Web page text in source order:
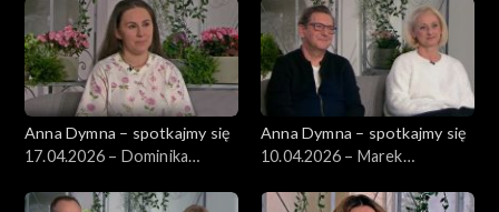
Anna Dymna – spotkajmy się
17.04.2026 – Dominika
Anna Dymna – spotkajmy się
10.04.2026 – Marek